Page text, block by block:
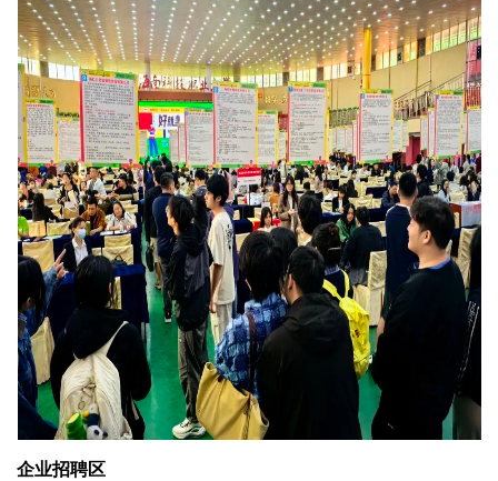
企业招聘区